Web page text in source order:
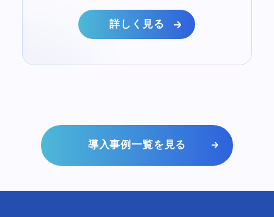
詳しく見る
導入事例一覧を見る